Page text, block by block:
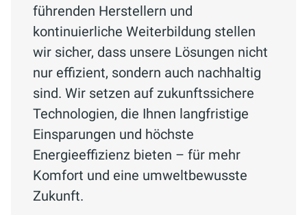
führenden Herstellern und
kontinuierliche Weiterbildung stellen
wir sicher, dass unsere Lösungen nicht
nur effizient, sondern auch nachhaltig
sind. Wir setzen auf zukunftssichere
Technologien, die Ihnen langfristige
Einsparungen und höchste
Energieeffizienz bieten – für mehr
Komfort und eine umweltbewusste
Zukunft.